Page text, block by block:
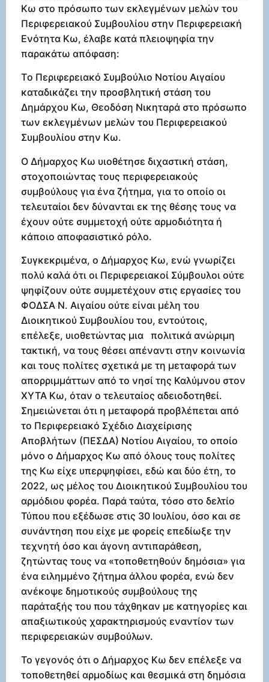
Κω στο πρόσωπο των εκλεγμένων μελών του
Περιφερειακού Συμβουλίου στην Περιφερειακή
Ενότητα Κω, έλαβε κατά πλειοψηφία την
παρακάτω απόφαση:
Tο Περιφερειακό Συμβούλιο Νοτίου Αιγαίου
καταδικάζει την προσβλητική στάση του
Δημάρχου Κω, Θεοδόση Νικηταρά στο πρόσωπο
των εκλεγμένων μελών του Περιφερειακού
Συμβουλίου στην Κω.
Ο Δήμαρχος Κω υιοθέτησε διχαστική στάση,
στοχοποιώντας τους περιφερειακούς
συμβούλους για ένα ζήτημα, για το οποίο οι
τελευταίοι δεν δύνανται εκ της θέσης τους να
έχουν ούτε συμμετοχή ούτε αρμοδιότητα ή
κάποιο αποφασιστικό ρόλο.
Συγκεκριμένα, ο Δήμαρχος Κω, ενώ γνωρίζει
πολύ καλά ότι οι Περιφερειακοί Σύμβουλοι ούτε
ψηφίζουν ούτε συμμετέχουν στις εργασίες του
ΦΟΔΣΑ Ν. Αιγαίου ούτε είναι μέλη του
Διοικητικού Συμβουλίου του, εντούτοις,
επέλεξε, υιοθετώντας μια πολιτικά ανώριμη
τακτική, να τους θέσει απέναντι στην κοινωνία
και τους πολίτες σχετικά με τη μεταφορά των
απορριμμάττων από το νησί της Καλύμνου στον
ΧΥΤΑ Κω, όταν ο τελευταίος αδειοδοτηθεί.
Σημειώνεται ότι η μεταφορά προβλέπεται από
το Περιφερειακό Σχέδιο Διαχείρισης
Αποβλήτων (ΠΕΣΔΑ) Νοτίου Αιγαίου, το οποίο
μόνο ο Δήμαρχος Κω από όλους τους πολίτες
της Κω είχε υπερψηφίσει, εδώ και δύο έτη, το
2022, ως μέλος του Διοικητικού Συμβουλίου του
αρμόδιου φορέα. Παρά ταύτα, τόσο στο δελτίο
Τύπου που εξέδωσε στις 30 Ιουλίου, όσο και σε
συνάντηση που είχε με φορείς επεδίωξε την
τεχνητή όσο και άγονη αντιπαράθεση,
ζητώντας τους να «τοποθετηθούν δημόσια» για
ένα ειλημμένο ζήτημα άλλου φορέα, ενώ δεν
ανέκοψε δημοτικούς συμβούλους της
παράταξής του που τάχθηκαν με κατηγορίες και
απαξιωτικούς χαρακτηρισμούς εναντίον των
περιφερειακών συμβούλων.
Το γεγονός ότι ο Δήμαρχος Κω δεν επέλεξε να
τοποθετηθεί αρμοδίως και θεσμικά στη δημόσια